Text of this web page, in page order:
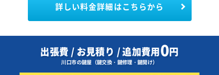
詳しい料金詳細はこちらから
出張費 / お見積り / 追加費用0円
川口市の鍵屋（鍵交換・鍵修理・鍵開け）